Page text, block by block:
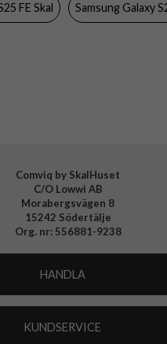
FE Skal Samsung Galaxy
Comviq by SkalHuset
C/O Lowwi AB
Morabergsvägen 8
15242 Södertälje
Org. nr: 556881-9238
HANDLA
KUNDSERVICE